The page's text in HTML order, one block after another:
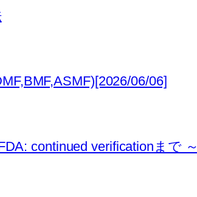
06/06]
continued verificationまで ～